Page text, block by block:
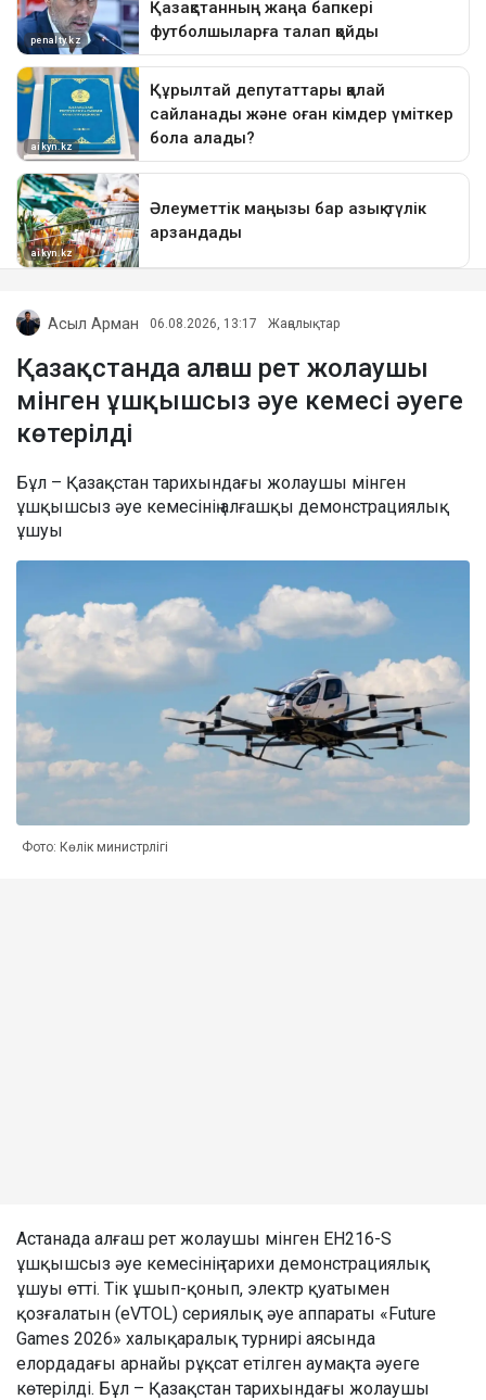
Асыл Арман 06.08.2026, 13:17 Жаңалықтар
Қазақстанда алғаш рет жолаушы
мінген ұшқышсыз әуе кемесі әуеге
көтерілді
Бұл – Қазақстан тарихындағы жолаушы мінген
ұшқышсыз әуе кемесінің алғашқы демонстрациялық
ұшуы
Фото: Көлік министрлігі
Астанада алғаш рет жолаушы мінген EH216-S
ұшқышсыз әуе кемесінің тарихи демонстрациялық
ұшуы өтті. Тік ұшып-қонып, электр қуатымен
қозғалатын (eVTOL) сериялық әуе аппараты «Future
Games 2026» халықаралық турнирі аясында
елордадағы арнайы рұқсат етілген аумақта әуеге
көтерілді. Бұл – Қазақстан тарихындағы жолаушы